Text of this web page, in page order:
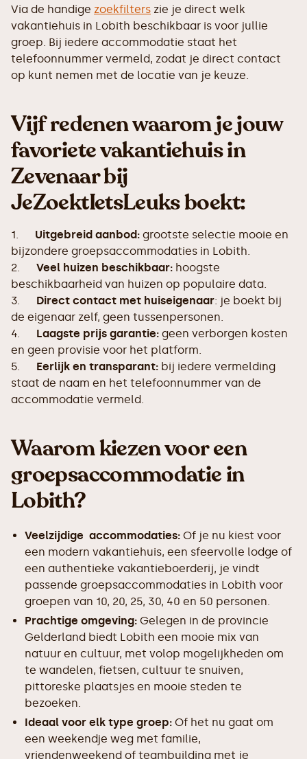
Via de handige zoekfilters zie je direct welk
vakantiehuis in Lobith beschikbaar is voor jullie
groep. Bij iedere accommodatie staat het
telefoonnummer vermeld, zodat je direct contact
op kunt nemen met de locatie van je keuze.
Vijf redenen waarom je jouw
favoriete vakantiehuis in
Zevenaar bij
JeZoektIetsLeuks boekt:
1. Uitgebreid aanbod: grootste selectie mooie en
bijzondere groepsaccommodaties in Lobith.
2. Veel huizen beschikbaar: hoogste
beschikbaarheid van huizen op populaire data.
3. Direct contact met huiseigenaar: je boekt bij
de eigenaar zelf, geen tussenpersonen.
4. Laagste prijs garantie: geen verborgen kosten
en geen provisie voor het platform.
5. Eerlijk en transparant: bij iedere vermelding
staat de naam en het telefoonnummer van de
accommodatie vermeld.
Waarom kiezen voor een
groepsaccommodatie in
Lobith?
Veelzijdige accommodaties: Of je nu kiest voor
een modern vakantiehuis, een sfeervolle lodge of
een authentieke vakantieboerderij, je vindt
passende groepsaccommodaties in Lobith voor
groepen van 10, 20, 25, 30, 40 en 50 personen.
Prachtige omgeving: Gelegen in de provincie
Gelderland biedt Lobith een mooie mix van
natuur en cultuur, met volop mogelijkheden om
te wandelen, fietsen, cultuur te snuiven,
pittoreske plaatsjes en mooie steden te
bezoeken.
Ideaal voor elk type groep: Of het nu gaat om
een weekendje weg met familie,
vriendenweekend of teambuilding met je